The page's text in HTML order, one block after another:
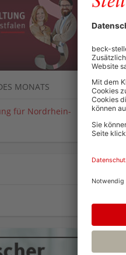
MONATS
für Nordrhein-